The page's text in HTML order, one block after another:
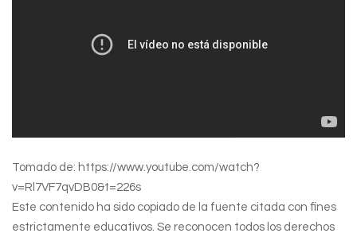
Tomado de: https://www.youtube.com/watch?
v=Rl7VF7qvDB0&t=226s
Este contenido ha sido copiado de la fuente citada con fines
estrictamente educativos. Se reconocen todos los derechos